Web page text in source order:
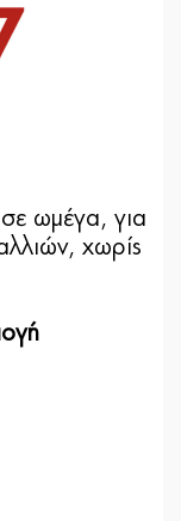
ωμέγα, για
χωρίς